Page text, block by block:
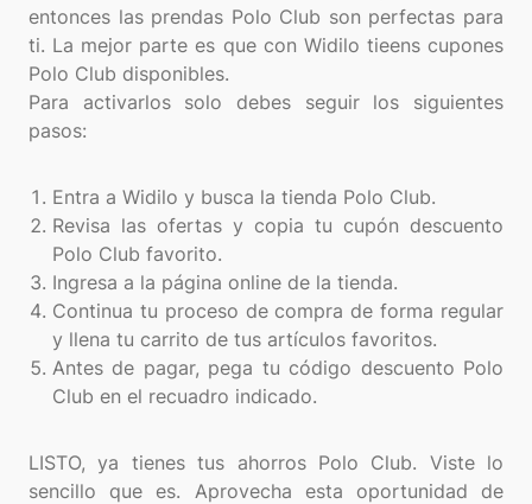
entonces las prendas Polo Club son perfectas para
ti. La mejor parte es que con Widilo tieens cupones
Polo Club disponibles.
Para activarlos solo debes seguir los siguientes
pasos:
Entra a Widilo y busca la tienda Polo Club.
Revisa las ofertas y copia tu cupón descuento
Polo Club favorito.
Ingresa a la página online de la tienda.
Continua tu proceso de compra de forma regular
y llena tu carrito de tus artículos favoritos.
Antes de pagar, pega tu código descuento Polo
Club en el recuadro indicado.
LISTO, ya tienes tus ahorros Polo Club. Viste lo
sencillo que es. Aprovecha esta oportunidad de